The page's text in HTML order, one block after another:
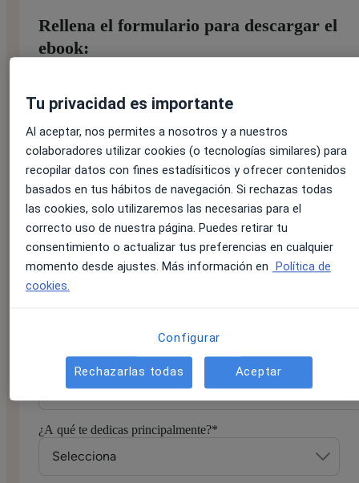
Rellena el formulario para descargar el
ebook:
Nombre:*
Apellido:*
Correo electrónico:*
¿A qué te dedicas principalmente?*
Tu privacidad es importante
Al aceptar, nos permites a nosotros y a nuestros
colaboradores utilizar cookies (o tecnologías similares) para
recopilar datos con fines estadísiticos y ofrecer contenidos
basados en tus hábitos de navegación. Si rechazas todas
las cookies, solo utilizaremos las necesarias para el
correcto uso de nuestra página. Puedes retirar tu
consentimiento o actualizar tus preferencias en cualquier
momento desde ajustes. Más información en Política de
cookies.
Configurar
Rechazarlas todas Aceptar